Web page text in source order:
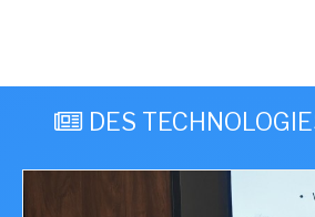
DES